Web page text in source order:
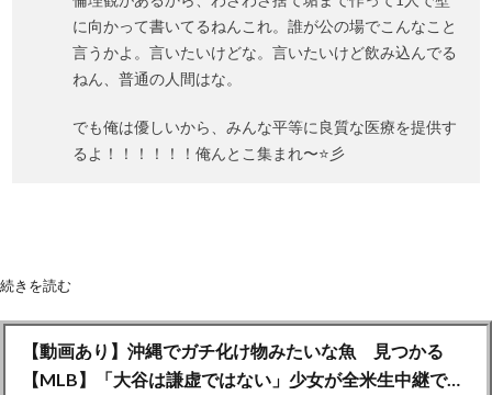
に向かって書いてるねんこれ。誰が公の場でこんなこと
言うかよ。言いたいけどな。言いたいけど飲み込んでる
ねん、普通の人間はな。
でも俺は優しいから、みんな平等に良質な医療を提供す
るよ！！！！！！俺んとこ集まれ〜⭐️彡
続きを読む
【動画あり】沖縄でガチ化け物みたいな魚 見つかる
【MLB】「大谷は謙虚ではない」少女が全米生中継で突然の大谷翔平批判 サイン無視された過去明かす